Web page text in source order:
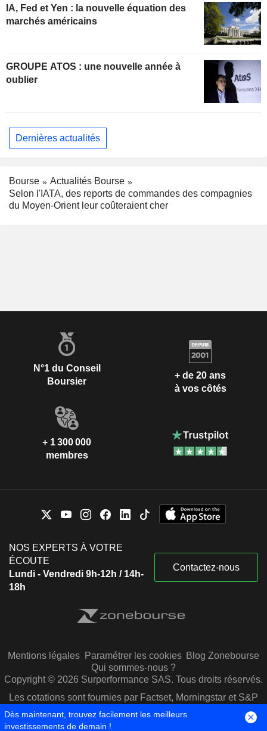
IA, Fed et Yen : la nouvelle équation des
marchés américains
GROUPE ATOS : une nouvelle année à
oublier
Dernières actualités
Bourse
Actualités Bourse
Selon l'IATA, des reports de commandes des compagnies
du Moyen-Orient leur coûteraient cher
N°1 du Conseil
Boursier
+ de 20 ans
à vos côtés
+ 1 300 000
membres
NOS EXPERTS À VOTRE
ÉCOUTE
Lundi - Vendredi 9h-12h / 14h-
18h
Contactez-nous
Mentions légales Paramétrer les cookies Blog Zonebourse
Qui sommes-nous ?
Copyright © 2026 Surperformance SAS. Tous droits réservés.
Les cotations sont fournies par Factset, Morningstar et S&P
Capital IQ
Dès maintenant, trouvez facilement les meilleurs
investissements de demain !